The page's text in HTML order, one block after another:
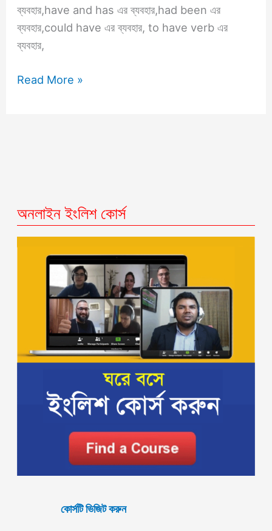
ব্যবহার,have and has এর ব্যবহার,had been এর
ব্যবহার,could have এর ব্যবহার, to have verb এর
ব্যবহার,
Read More »
অনলাইন ইংলিশ কোর্স
কোর্সটি ভিজিট করুন